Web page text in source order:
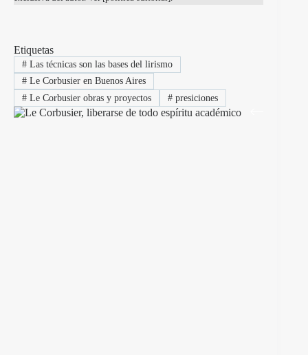
Etiquetas
#Las técnicas son las bases del lirismo
#Le Corbusier en Buenos Aires
#Le Corbusier obras y proyectos #presiciones